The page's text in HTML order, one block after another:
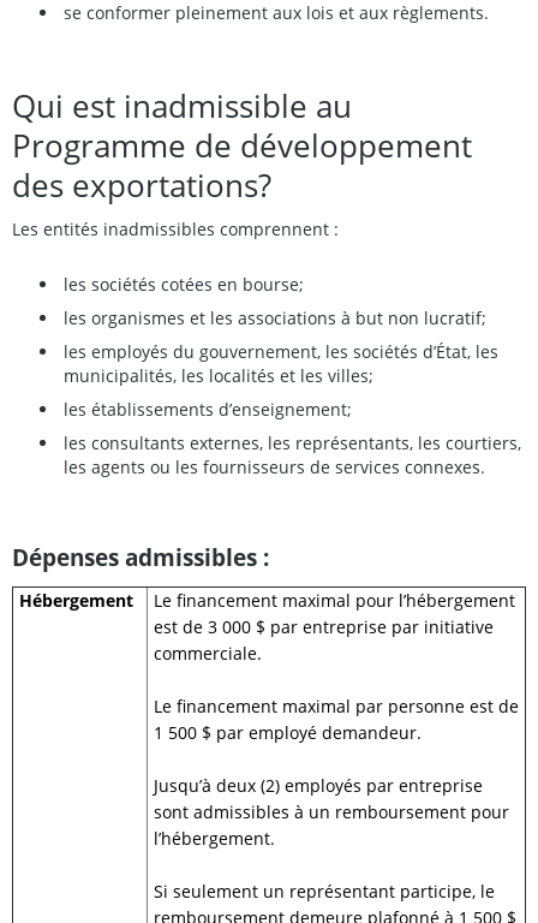
se conformer pleinement aux lois et aux règlements.
Qui est inadmissible au
Programme de développement
des exportations?
Les entités inadmissibles comprennent :
les sociétés cotées en bourse;
les organismes et les associations à but non lucratif;
les employés du gouvernement, les sociétés d’État, les
municipalités, les localités et les villes;
les établissements d’enseignement;
les consultants externes, les représentants, les courtiers,
les agents ou les fournisseurs de services connexes.
Dépenses admissibles :
Hébergement
Le financement maximal pour l’hébergement
est de 3 000 $ par entreprise par initiative
commerciale.
Le financement maximal par personne est de
1 500 $ par employé demandeur.
Jusqu’à deux (2) employés par entreprise
sont admissibles à un remboursement pour
l’hébergement.
Si seulement un représentant participe, le
remboursement demeure plafonné à 1 500 $